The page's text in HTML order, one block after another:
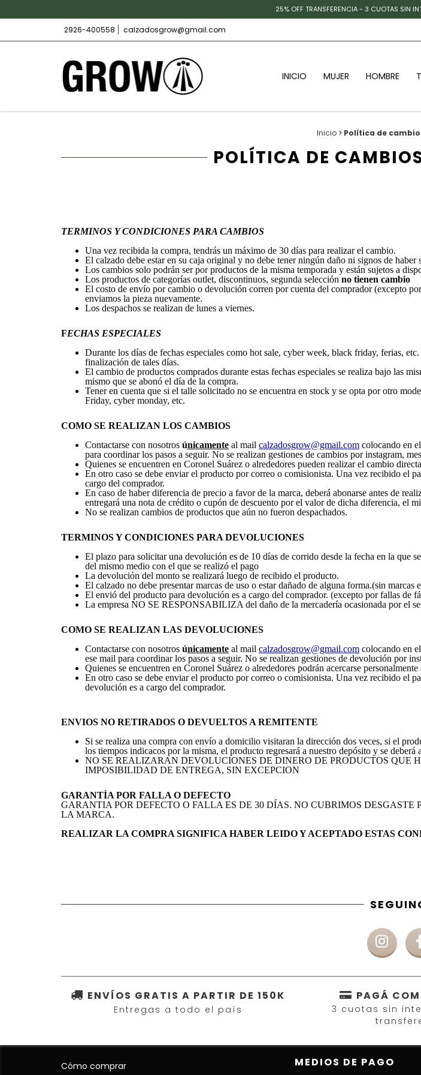
25% OFF TRANSFERENCIA - 3 CUOTAS SIN
2926-400558 calzadosgrow@gmail.com
INICIO MUJER HOMBRE
Inicio > Política de
POLÍTICA DE
TERMINOS Y CONDICIONES PARA CAMBIOS
Una vez recibida la compra, tendrás un máximo de 30 días para realizar el cambio.
El calzado debe estar en su caja original y no debe tener ningún daño ni signos de haber
Los cambios solo podrán ser por productos de la misma temporada y están sujetos a
Los productos de categorías outlet, discontinuos, segunda selección no tienen cambio
El costo de envío por cambio o devolución corren por cuenta del comprador (excepto
enviamos la pieza nuevamente.
Los despachos se realizan de lunes a viernes.
FECHAS ESPECIALES
Durante los días de fechas especiales como hot sale, cyber week, black friday, ferias,
finalización de tales días.
El cambio de productos comprados durante estas fechas especiales se realiza bajo las
mismo que se abonó el día de la compra.
Tener en cuenta que si el talle solicitado no se encuentra en stock y se opta por otro
Friday, cyber monday, etc.
COMO SE REALIZAN LOS CAMBIOS
Contactarse con nosotros únicamente al mail calzadosgrow@gmail.com colocando en
para coordinar los pasos a seguir. No se realizan gestiones de cambios por instagram,
Quienes se encuentren en Coronel Suárez o alrededores pueden realizar el cambio
En otro caso se debe enviar el producto por correo o comisionista. Una vez recibido el
cargo del comprador.
En caso de haber diferencia de precio a favor de la marca, deberá abonarse antes de
entregará una nota de crédito o cupón de descuento por el valor de dicha diferencia, el
No se realizan cambios de productos que aún no fueron despachados.
TERMINOS Y CONDICIONES PARA DEVOLUCIONES
El plazo para solicitar una devolución es de 10 días de corrido desde la fecha en la que
del mismo medio con el que se realizó el pago
La devolución del monto se realizará luego de recibido el producto.
El calzado no debe presentar marcas de uso o estar dañado de alguna forma.(sin
El envió del producto para devolución es a cargo del comprador. (excepto por fallas de
La empresa NO SE RESPONSABILIZA del daño de la mercadería ocasionada por el
COMO SE REALIZAN LAS DEVOLUCIONES
Contactarse con nosotros únicamente al mail calzadosgrow@gmail.com colocando en
ese mail para coordinar los pasos a seguir. No se realizan gestiones de devolución por
Quienes se encuentren en Coronel Suárez o alrededores podrán acercarse
En otro caso se debe enviar el producto por correo o comisionista. Una vez recibido el
devolución es a cargo del comprador.
ENVIOS NO RETIRADOS O DEVUELTOS A REMITENTE
Si se realiza una compra con envío a domicilio visitaran la dirección dos veces, si el
los tiempos indicacos por la misma, el producto regresará a nuestro depósito y se
NO SE REALIZARAN DEVOLUCIONES DE DINERO DE PRODUCTOS QUE
IMPOSIBILIDAD DE ENTREGA, SIN EXCEPCION
GARANTÍA POR FALLA O DEFECTO
GARANTIA POR DEFECTO O FALLA ES DE 30 DÍAS. NO CUBRIMOS
LA MARCA.
REALIZAR LA COMPRA SIGNIFICA HABER LEIDO Y ACEPTADO ESTAS
ENVÍOS GRATIS A PARTIR DE 150K
Entregas a todo el país
PAGÁ
3 cuotas sin
Cómo comprar
MEDIOS DE PAGO